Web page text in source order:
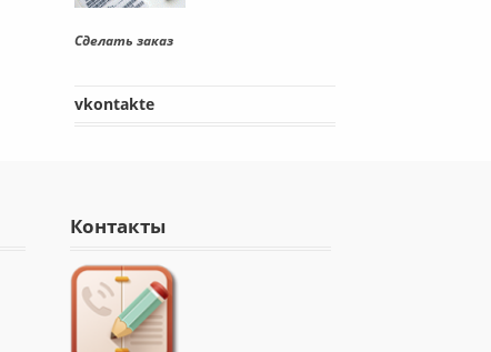
Сделать заказ
vkontakte
Контакты